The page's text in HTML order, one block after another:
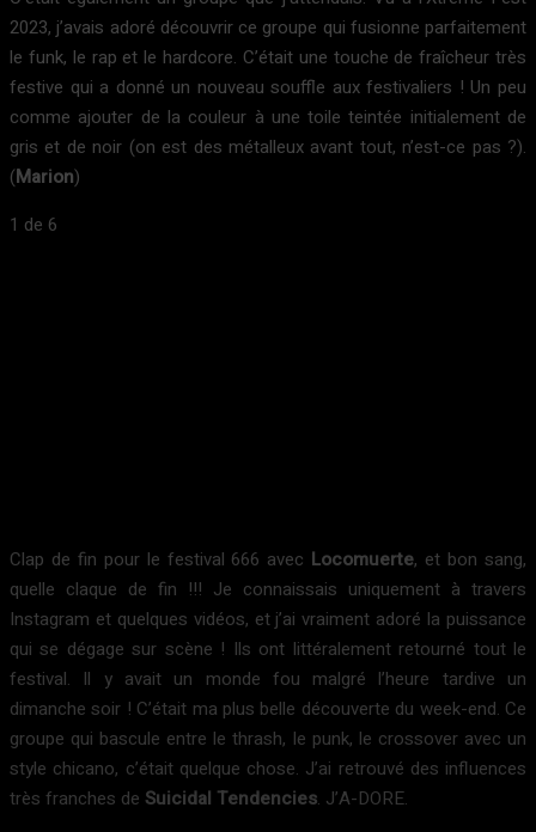
2023, j’avais adoré découvrir ce groupe qui fusionne parfaitement
le funk, le rap et le hardcore. C’était une touche de fraîcheur très
festive qui a donné un nouveau souffle aux festivaliers ! Un peu
comme ajouter de la couleur à une toile teintée initialement de
gris et de noir (on est des métalleux avant tout, n’est-ce pas ?).
(Marion)
1 de 6
Clap de fin pour le festival 666 avec Locomuerte, et bon sang,
quelle claque de fin !!! Je connaissais uniquement à travers
Instagram et quelques vidéos, et j’ai vraiment adoré la puissance
qui se dégage sur scène ! Ils ont littéralement retourné tout le
festival. Il y avait un monde fou malgré l’heure tardive un
dimanche soir ! C’était ma plus belle découverte du week-end. Ce
groupe qui bascule entre le thrash, le punk, le crossover avec un
style chicano, c’était quelque chose. J’ai retrouvé des influences
très franches de Suicidal Tendencies. J’A-DORE.